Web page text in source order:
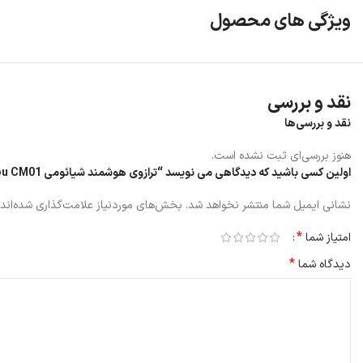
بلوتوث 5.0
جنس بدنه: شیشه و پلاستیک
عمر باتری: 6 ماه
ویژگی های محصول
نقد و بررسی
نقد و بررسی‌ها
هنوز بررسی‌ای ثبت نشده است.
اولین کسی باشید که دیدگاهی می نویسد “ترازوی هوشمند شیائومی Haylou CM01”
نشانی ایمیل شما منتشر نخواهد شد. بخش‌های موردنیاز علامت‌گذاری
امتیاز شما*
دیدگاه شما*